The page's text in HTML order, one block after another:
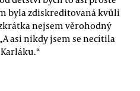
byla zdiskreditovaná kvůli
nejsem věrohodný
asi nikdy jsem se necítila